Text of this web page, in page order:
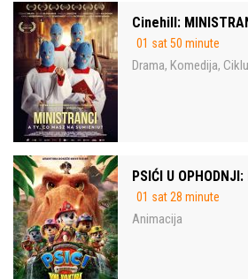
Cinehill:
01 sat 50 minute
Drama, Komedija,
PSIĆI U
01 sat 28 minute
Animacija